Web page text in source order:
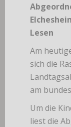
Lesen
Am
sich die
am
Um die
liest die